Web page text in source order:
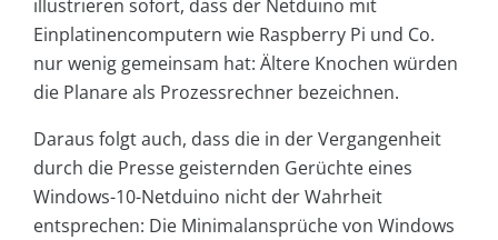
illustrieren sofort, dass der Netduino mit
Einplatinencomputern wie Raspberry Pi und Co.
nur wenig gemeinsam hat: Ältere Knochen würden
die Planare als Prozessrechner bezeichnen.
Daraus folgt auch, dass die in der Vergangenheit
durch die Presse geisternden Gerüchte eines
Windows-10-Netduino nicht der Wahrheit
entsprechen: Die Minimalansprüche von Windows